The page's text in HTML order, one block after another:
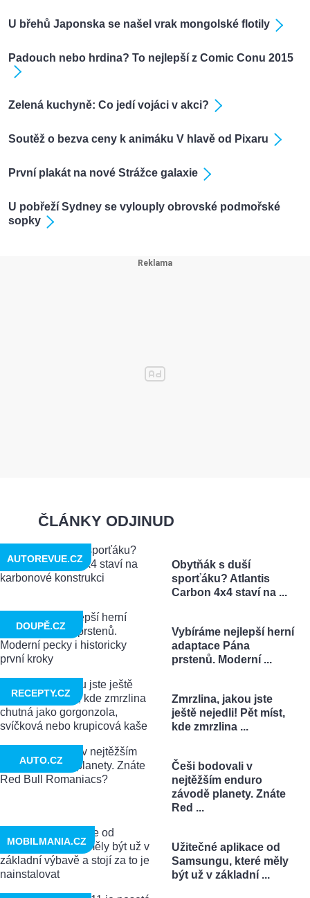
U břehů Japonska se našel vrak mongolské flotily
Padouch nebo hrdina? To nejlepší z Comic Conu 2015
Zelená kuchyně: Co jedí vojáci v akci?
Soutěž o bezva ceny k animáku V hlavě od Pixaru
První plakát na nové Strážce galaxie
U pobřeží Sydney se vylouply obrovské podmořské
sopky
ČLÁNKY ODJINUD
Obytňák s duší
sporťáku? Atlantis
Carbon 4x4 staví na ...
AUTOREVUE.CZ
Vybíráme nejlepší herní
adaptace Pána
prstenů. Moderní ...
DOUPĚ.CZ
Zmrzlina, jakou jste
ještě nejedli! Pět míst,
kde zmrzlina ...
RECEPTY.CZ
Češi bodovali v
nejtěžším enduro
závodě planety. Znáte
Red ...
AUTO.CZ
Užitečné aplikace od
Samsungu, které měly
být už v základní ...
MOBILMANIA.CZ